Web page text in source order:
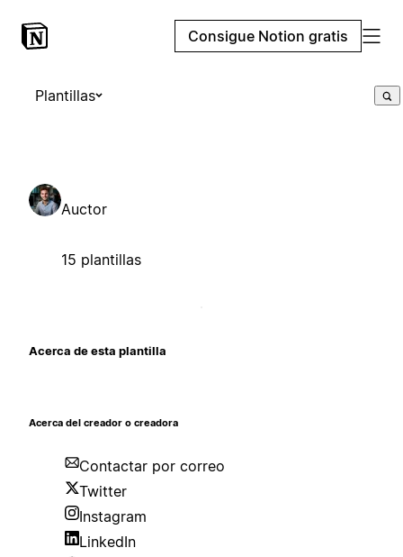
Consigue Notion gratis
Plantillas
Auctor
15 plantillas
Acerca de esta plantilla
Acerca del creador o creadora
Contactar por correo
Twitter
Instagram
LinkedIn